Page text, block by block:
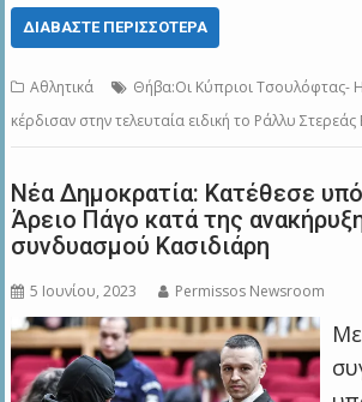
ΔΙΑΒΆΣΤΕ ΠΕΡΙΣΣΌΤΕΡΑ
Αθλητικά
Θήβα:Οι Κύπριοι Τσουλόφτας-
κέρδισαν στην τελευταία ειδική το Ράλλυ
Νέα Δημοκρατία: Κατέθεσε
Άρειο Πάγο κατά της
συνδυασμού Κασιδιάρη
5 Ιουνίου, 2023 Permissos Newsroom